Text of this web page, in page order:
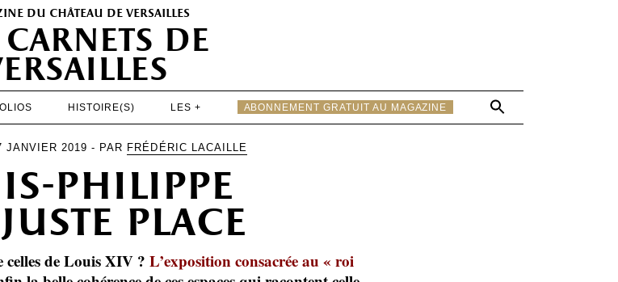
du château de versailles
carnets de
HISTOIRE(S) LES + ABONNEMENT GRATUIT AU MAGAZINE
for:
Search Button
EXPOSITIONS
PATRIMOINE
SPECTACLES
PORTFOLIOS
HISTOIRE(S)
JANVIER 2019 - PAR FRÉDÉRIC LACAILLE
philippe
place
celles de Louis XIV ? L’exposition consacrée au « roi